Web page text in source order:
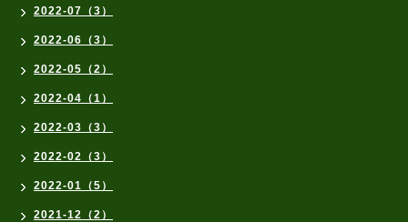
2022-07（3）
2022-06（3）
2022-05（2）
2022-04（1）
2022-03（3）
2022-02（3）
2022-01（5）
2021-12（2）